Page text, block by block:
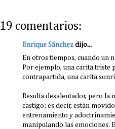
19 comentarios:
Enrique Sánchez dijo...
En otros tiempos, cuando un
Por ejemplo, una carita triste
contrapartida, una carita
Resulta desalentador, pero
castigo; es decir, están
entrenamiento y
manipulando las emociones.